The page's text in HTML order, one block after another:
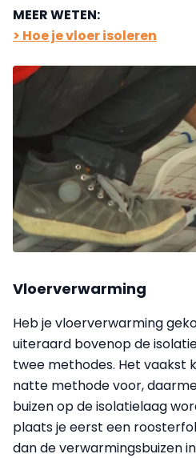
MEER WETEN:
> Hoe je vloer isoleren
Vloerverwarming
Heb je vloerverwarming
uiteraard bovenop de
twee methodes. Het vaakst
natte methode voor,
buizen op de isolatielaag
plaats je eerst een
dan de verwarmingsbuizen